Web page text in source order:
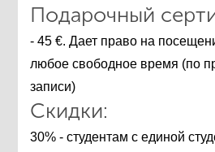
Подарочный
- 45 €. Дает право на
любое свободное время (по
записи)
Скидки:
30% - студентам с единой